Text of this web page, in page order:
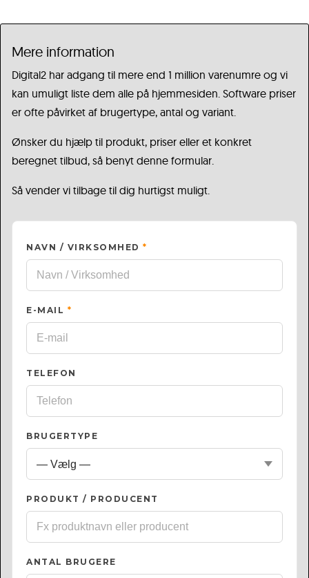
Mere information
Digital2 har adgang til mere end 1 million varenumre og vi
kan umuligt liste dem alle på hjemmesiden. Software priser
er ofte påvirket af brugertype, antal og variant.
Ønsker du hjælp til produkt, priser eller et konkret
beregnet tilbud, så benyt denne formular.
Så vender vi tilbage til dig hurtigst muligt.
NAVN / VIRKSOMHED *
E-MAIL *
TELEFON
BRUGERTYPE
PRODUKT / PRODUCENT
ANTAL BRUGERE